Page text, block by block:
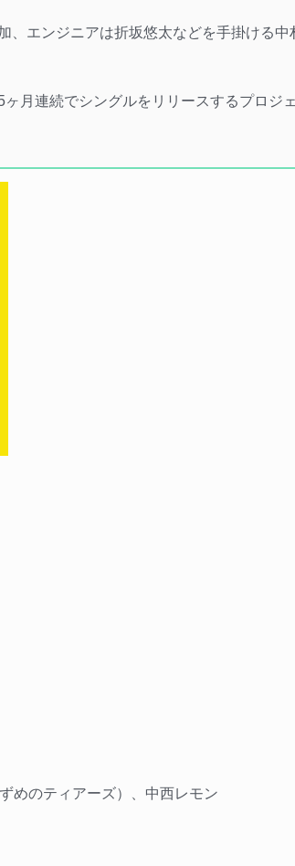
、エンジニアは折坂悠太などを手掛ける中
月連続でシングルをリリースするプロジ
めのティアーズ）、中西レモン